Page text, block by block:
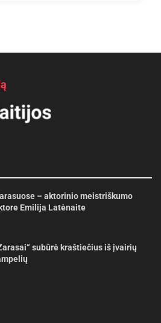
– aktorinio meistriškumo
Emilija Latėnaite
subūrė kraštiečius iš įvairių